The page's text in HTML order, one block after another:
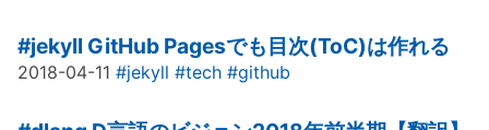
#jekyll GitHub Pagesでも目次(ToC)は作れる
2018-04-11 #jekyll #tech #github